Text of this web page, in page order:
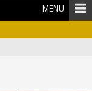
MENU